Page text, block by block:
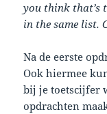
you think that’s
in the same list.
Na de eerste
Ook hiermee
bij je toetscijfer
opdrachten